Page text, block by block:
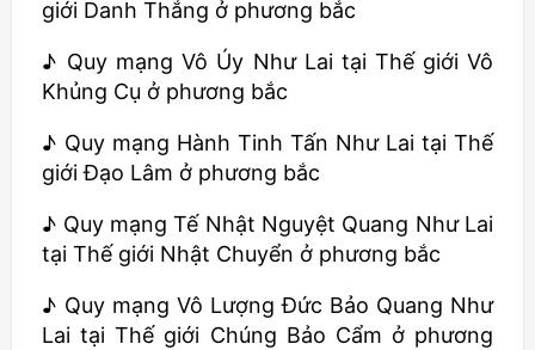
giới Danh Thắng ở phương bắc
♪ Quy mạng Vô Úy Như Lai tại Thế giới Vô
Khủng Cụ ở phương bắc
♪ Quy mạng Hành Tinh Tấn Như Lai tại Thế
giới Đạo Lâm ở phương bắc
♪ Quy mạng Tế Nhật Nguyệt Quang Như Lai
tại Thế giới Nhật Chuyển ở phương bắc
♪ Quy mạng Vô Lượng Đức Bảo Quang Như
Lai tại Thế giới Chúng Bảo Cẩm ở phương